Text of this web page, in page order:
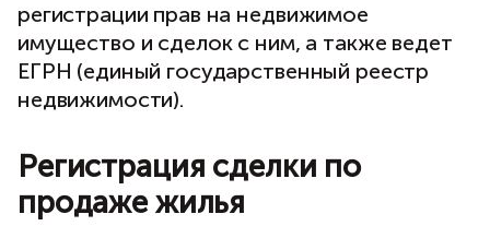
регистрации прав на недвижимое
имущество и сделок с ним, а также ведет
ЕГРН (единый государственный реестр
недвижимости).
Регистрация сделки по
продаже жилья